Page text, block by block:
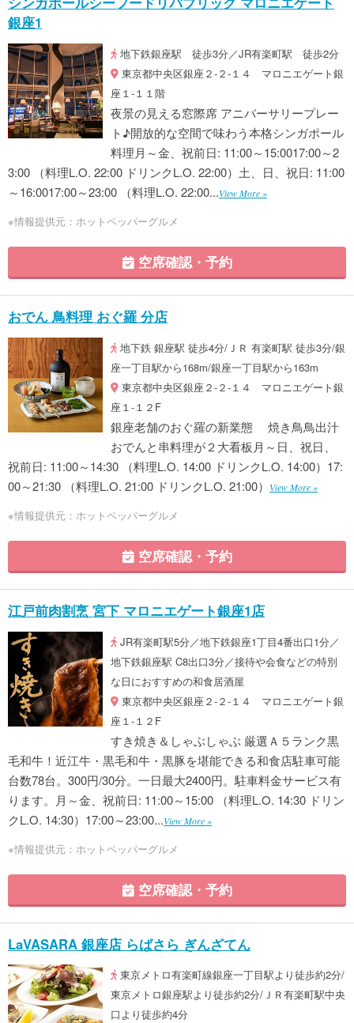
銀座1
地下鉄銀座駅 徒歩3分／JR有楽町駅 徒歩2分
東京都中央区銀座２-２-１４ マロニエゲート銀
座１-１１階
夜景の見える窓際席 アニバーサリープレー
ト♪開放的な空間で味わう本格シンガポール
料理月～金、祝前日: 11:00～15:0017:00～2
3:00 （料理L.O. 22:00 ドリンクL.O. 22:00）土、日、祝日: 11:00
～16:0017:00～23:00 （料理L.O. 22:00...View More »
※情報提供元：ホットペッパーグルメ
空席確認・予約
おでん 鳥料理 おぐ羅 分店
地下鉄 銀座駅 徒歩4分/ＪＲ 有楽町駅 徒歩3分/銀
座一丁目駅から168m/銀座一丁目駅から163m
東京都中央区銀座２-２-１４ マロニエゲート銀
座１-１２F
銀座老舗のおぐ羅の新業態 焼き鳥鳥出汁
おでんと串料理が２大看板月～日、祝日、
祝前日: 11:00～14:30 （料理L.O. 14:00 ドリンクL.O. 14:00）17:
00～21:30 （料理L.O. 21:00 ドリンクL.O. 21:00）
View More »
※情報提供元：ホットペッパーグルメ
空席確認・予約
江戸前肉割烹 宮下 マロニエゲート銀座1店
JR有楽町駅5分／地下鉄銀座1丁目4番出口1分／
地下鉄銀座駅 C8出口3分／接待や会食などの特別
な日におすすめの和食居酒屋
東京都中央区銀座２-２-１４ マロニエゲート銀
座１-１２F
すき焼き＆しゃぶしゃぶ 厳選Ａ５ランク黒
毛和牛！近江牛・黒毛和牛・黒豚を堪能できる和食店駐車可能
台数78台。300円/30分。一日最大2400円。駐車料金サービス有
ります。月～金、祝前日: 11:00～15:00 （料理L.O. 14:30 ドリン
クL.O. 14:30）17:00～23:00...View More »
※情報提供元：ホットペッパーグルメ
空席確認・予約
LaVASARA 銀座店 らばさら ぎんざてん
東京メトロ有楽町線銀座一丁目駅より徒歩約2分/
東京メトロ銀座駅より徒歩約2分/ＪＲ有楽町駅中央
口より徒歩約4分